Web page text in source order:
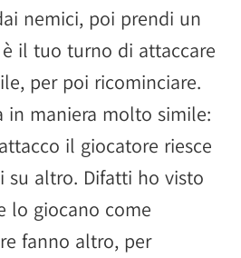
nemici, poi prendi un
il tuo turno di attaccare
per poi ricominciare.
in maniera molto simile:
il giocatore riesce
su altro. Difatti ho visto
lo giocano come
fanno altro, per